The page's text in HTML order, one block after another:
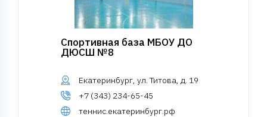
Спортивная база МБОУ ДО
ДЮСШ №8
Екатеринбург, ул. Титова, д. 19
+7 (343) 234-65-45
теннис.екатеринбург.рф